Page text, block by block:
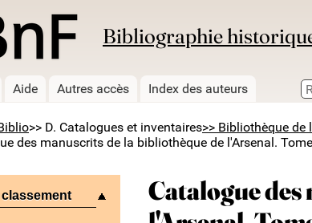
Bibliographie
Aide Autres accès Index des auteurs
>> D. Catalogues et inventaires>> Bibliothèque de
des manuscrits de la bibliothèque de l'Arsenal.
classement
Catalogue